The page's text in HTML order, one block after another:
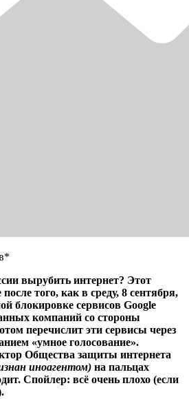
вырубить интернет? Этот
того, как в среду, 8 сентября,
блокировке сервисов Google
компаний со стороны
перечислит эти сервисы через
«умное голосование».
Общества защиты интернета
иноагентом) на пальцах
Спойлер: всё очень плохо (если